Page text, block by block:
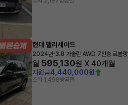
현대 팰리세이드
2024년·3.8 가솔린 AWD 7인승 르블랑
월 595,130원 X 40개월
지원금4,440,000원
조회 1,498방금전